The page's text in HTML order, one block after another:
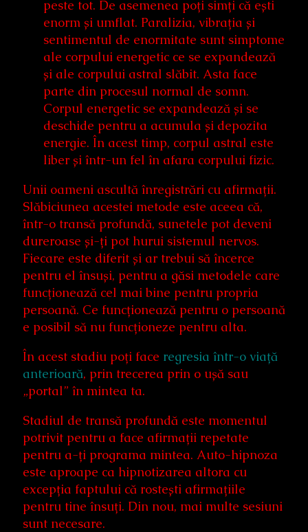
peste tot. De asemenea poți simți că ești
enorm și umflat. Paralizia, vibrația și
sentimentul de enormitate sunt simptome
ale corpului energetic ce se expandează
și ale corpului astral slăbit. Asta face
parte din procesul normal de somn.
Corpul energetic se expandează și se
deschide pentru a acumula și depozita
energie. În acest timp, corpul astral este
liber și într-un fel în afara corpului fizic.
Unii oameni ascultă înregistrări cu afirmații.
Slăbiciunea acestei metode este aceea că,
într-o transă profundă, sunetele pot deveni
dureroase și-ți pot hurui sistemul nervos.
Fiecare este diferit și ar trebui să încerce
pentru el însuși, pentru a găsi metodele care
funcționează cel mai bine pentru propria
persoană. Ce funcționează pentru o persoană
e posibil să nu funcționeze pentru alta.
În acest stadiu poți face regresia într-o viață
anterioară, prin trecerea prin o ușă sau
„portal” în mintea ta.
Stadiul de transă profundă este momentul
potrivit pentru a face afirmații repetate
pentru a-ți programa mintea. Auto-hipnoza
este aproape ca hipnotizarea altora cu
excepția faptului că rostești afirmațiile
pentru tine însuți. Din nou, mai multe sesiuni
sunt necesare.